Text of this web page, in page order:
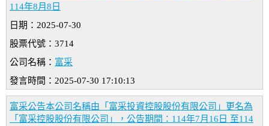
114年8月8日
日期：2025-07-30
股票代號：3714
公司名稱： 富采
發言時間：2025-07-30 17:10:13
富采公告本公司名稱由「富采投資控股股份有限公司」更名為
「富采控股股份有限公司」，公告期間：114年7月16日 至114